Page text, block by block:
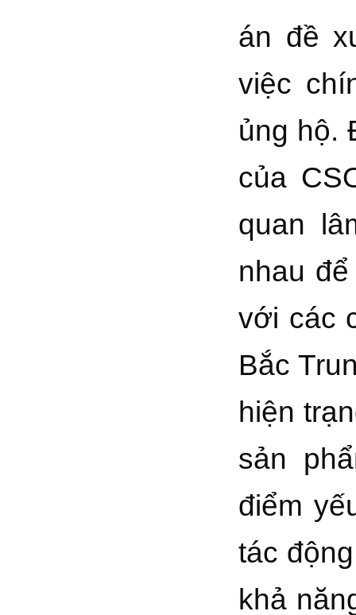
án đề
việc
ủng hộ.
của
quan
nhau
với các
Bắc
hiện
sản
điểm
tác
khả